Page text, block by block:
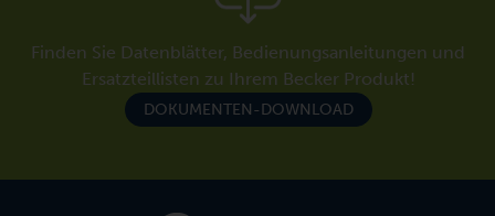
Finden Sie Datenblätter, Bedienungsanleitungen und
Ersatzteillisten zu Ihrem Becker Produkt!
DOKUMENTEN-DOWNLOAD